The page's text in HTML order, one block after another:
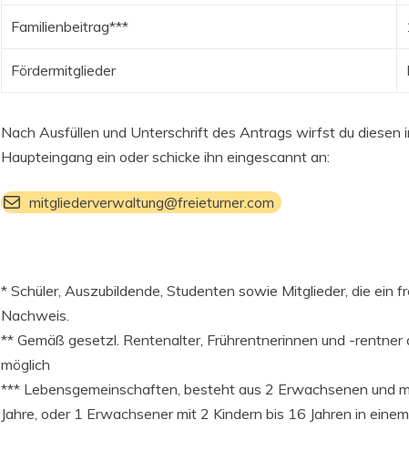
Familienbeitrag***
Fördermitglieder
Nach Ausfüllen und Unterschrift des Antrags wirfst du diesen
Haupteingang ein oder schicke ihn eingescannt an:
mitgliederverwaltung@freieturner.com
* Schüler, Auszubildende, Studenten sowie Mitglieder, die ein
Nachweis.
** Gemäß gesetzl. Rentenalter, Frührentnerinnen und -
möglich
*** Lebensgemeinschaften, besteht aus 2 Erwachsenen und
Jahre, oder 1 Erwachsener mit 2 Kindern bis 16 Jahren in